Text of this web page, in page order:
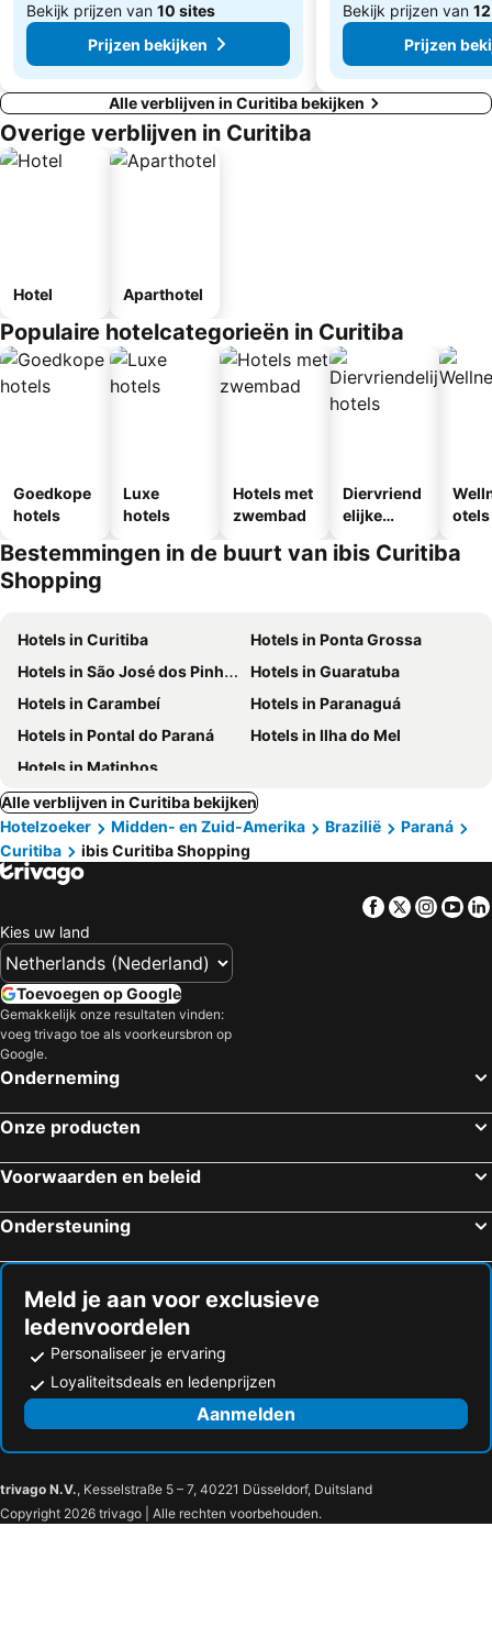
Bekijk prijzen van 10 sites
Prijzen bekijken
Bekijk prijzen van
Prijzen
Alle verblijven in Curitiba bekijken
Overige verblijven in Curitiba
Hotel Aparthotel
Populaire hotelcategorieën in Curitiba
Goedkope
hotels
Luxe
hotels
Hotels met
zwembad
Diervriend
elijke
otels
Bestemmingen in de buurt van ibis Curitiba
Shopping
Hotels in Curitiba
Hotels in Ponta Grossa
Hotels in São José dos Pinhais
Hotels in Guaratuba
Hotels in Carambeí
Hotels in Paranaguá
Hotels in Pontal do Paraná
Hotels in Ilha do Mel
Hotels in Matinhos
Alle verblijven in Curitiba bekijken
Hotelzoeker
Midden- en Zuid-Amerika Brazilië
Paraná
Curitiba
ibis Curitiba Shopping
Facebook
Twitter
Kies uw land
Toevoegen op Google
Gemakkelijk onze resultaten vinden:
voeg trivago toe als voorkeursbron op
Google.
Onderneming
Onze producten
Voorwaarden en beleid
Ondersteuning
Meld je aan voor exclusieve
ledenvoordelen
Personaliseer je ervaring
Loyaliteitsdeals en ledenprijzen
Aanmelden
trivago N.V., Kesselstraße 5 – 7, 40221 Düsseldorf, Duitsland
Copyright 2026 trivago | Alle rechten voorbehouden.